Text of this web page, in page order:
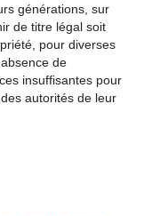
générations, sur
de titre légal soit
pour diverses
de
insuffisantes pour
autorités de leur